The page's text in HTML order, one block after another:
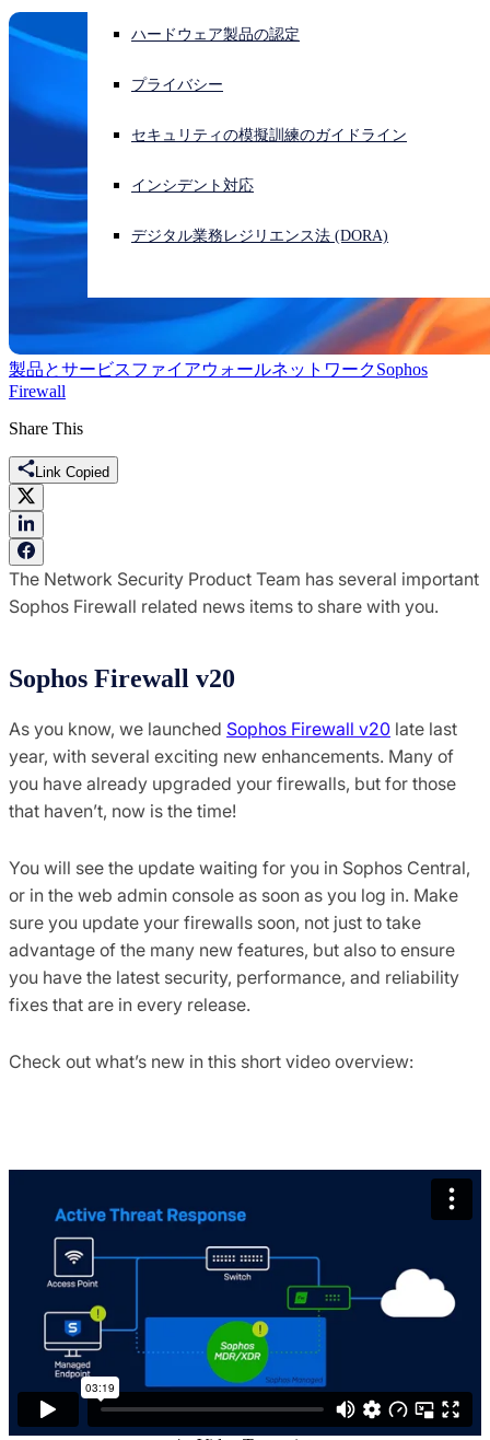
サイバー攻撃を受けている場合、連絡先はこちら
サインイン
Open search
ハードウェア製品の認定
プライバシー
セキュリティの模擬訓練のガイドライン
インシデント対応
デジタル業務レジリエンス法 (DORA)
製品とサービスファイアウォールネットワークSophos
Firewall
Share This
Link Copied
The Network Security Product Team has several important
Sophos Firewall related news items to share with you.
Sophos Firewall v20
As you know, we launched Sophos Firewall v20 late last
year, with several exciting new enhancements. Many of
you have already upgraded your firewalls, but for those
that haven’t, now is the time!
You will see the update waiting for you in Sophos Central,
or in the web admin console as soon as you log in. Make
sure you update your firewalls soon, not just to take
advantage of the many new features, but also to ensure
you have the latest security, performance, and reliability
fixes that are in every release.
Check out what’s new in this short video overview: